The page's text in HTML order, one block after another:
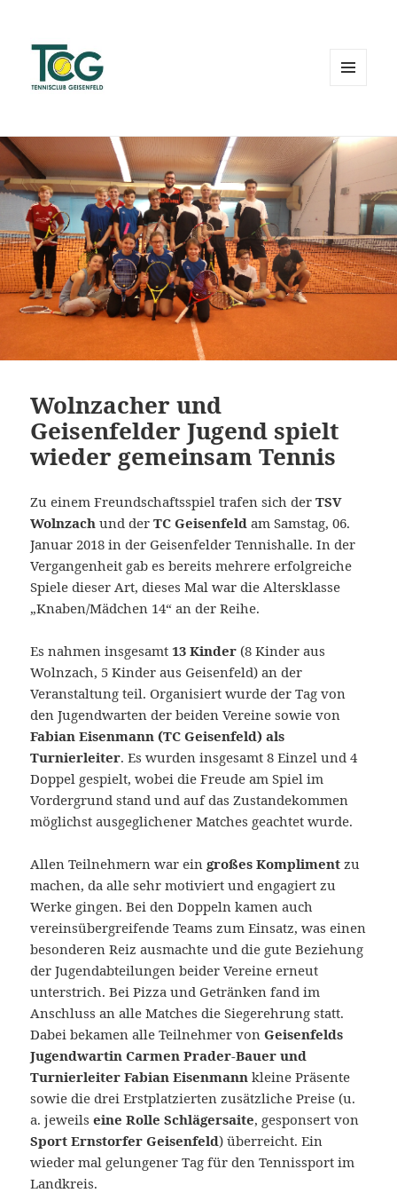
Wolnzacher und
Geisenfelder Jugend spielt
wieder gemeinsam Tennis
Zu einem Freundschaftsspiel trafen sich derTSV
Wolnzach und derTC Geisenfeld am Samstag, 06.
Januar 2018 in der Geisenfelder Tennishalle. In der
Vergangenheit gab es bereits mehrere erfolgreiche
Spiele dieser Art, dieses Mal war die Altersklasse
„Knaben/Mädchen 14“ an der Reihe.
Es nahmen insgesamt13 Kinder (8 Kinder aus
Wolnzach, 5 Kinder aus Geisenfeld) an der
Veranstaltung teil. Organisiert wurde der Tag von
den Jugendwarten der beiden Vereine sowie von
Fabian Eisenmann (TC Geisenfeld) als
Turnierleiter. Es wurden insgesamt 8 Einzel und 4
Doppel gespielt, wobei die Freude am Spiel im
Vordergrund stand und auf das Zustandekommen
möglichst ausgeglichener Matches geachtet wurde.
Allen Teilnehmern war eingroßes Kompliment zu
machen, da alle sehr motiviert und engagiert zu
Werke gingen. Bei den Doppeln kamen auch
vereinsübergreifende Teams zum Einsatz, was einen
besonderen Reiz ausmachte und die gute Beziehung
der Jugendabteilungen beider Vereine erneut
unterstrich. Bei Pizza und Getränken fand im
Anschluss an alle Matches die Siegerehrung statt.
Dabei bekamen alle Teilnehmer vonGeisenfelds
Jugendwartin Carmen Prader-Bauer und
Turnierleiter Fabian Eisenmann kleine Präsente
sowie die drei Erstplatzierten zusätzliche Preise (u.
a. jeweilseine Rolle Schlägersaite, gesponsert von
Sport Ernstorfer Geisenfeld) überreicht. Ein
wieder mal gelungener Tag für den Tennissport im
Landkreis.